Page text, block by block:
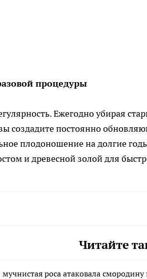
процедуры
Ежегодно убирая
создадите постоянно
плодоношение на долгие
и древесной золой для
Читайте
роса атаковала